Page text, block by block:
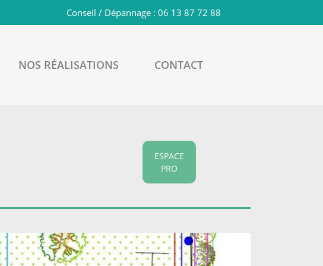
Conseil / Dépannage : 06 13 87 72 88
NOS RÉALISATIONS CONTACT
ESPACE
PRO